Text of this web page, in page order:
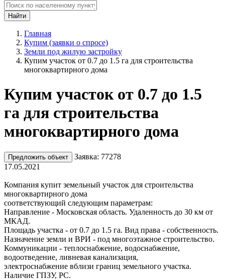
Главная
Купим (заявки о спросе)
Земли под жилую застройку
Купим участок от 0.7 до 1.5 га для строительства
многоквартирного дома
Купим участок от 0.7 до 1.5
га для строительства
многоквартирного дома
Предложить объект
Заявка: 77278
17.05.2021
Компания купит земельный участок для строительства
многоквартирного дома
соответствующий следующим параметрам:
Направление - Московская область. Удаленность до 30 км от
МКАД.
Площадь участка - от 0.7 до 1.5 га. Вид права - собственность.
Назначение земли и ВРИ - под многоэтажное строительство.
Коммуникации - теплоснабжение, водоснабжение,
водоотведение, ливневая канализация,
электроснабжение вблизи границ земельного участка.
Наличие ГПЗУ, РС.